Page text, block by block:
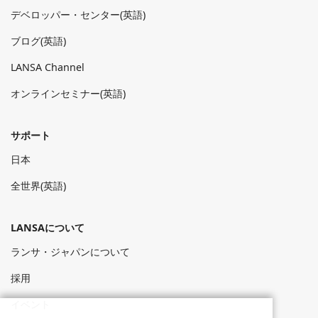
デベロッパー・センター(英語)
ブログ(英語)
LANSA Channel
オンラインセミナー(英語)
サポート
日本
全世界(英語)
LANSAについて
ランサ・ジャパンについて
採用